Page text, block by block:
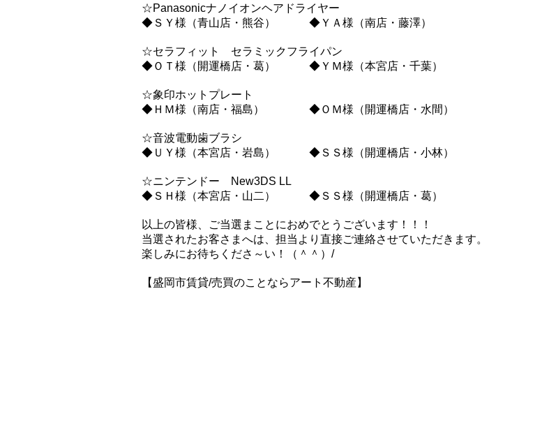
☆Panasonicナノイオンヘアドライヤー
◆ＳＹ様（青山店・熊谷） ◆ＹＡ様（南店・藤澤）
☆セラフィット セラミックフライパン
◆ＯＴ様（開運橋店・葛） ◆ＹＭ様（本宮店・千葉）
☆象印ホットプレート
◆ＨＭ様（南店・福島） ◆ＯＭ様（開運橋店・水間）
☆音波電動歯ブラシ
◆ＵＹ様（本宮店・岩島） ◆ＳＳ様（開運橋店・小林）
☆ニンテンドー New3DS LL
◆ＳＨ様（本宮店・山二） ◆ＳＳ様（開運橋店・葛）
以上の皆様、ご当選まことにおめでとうございます！！！
当選されたお客さまへは、担当より直接ご連絡させていただきます。
楽しみにお待ちくださ～い！（＾＾）/
【盛岡市賃貸/売買のことならアート不動産】